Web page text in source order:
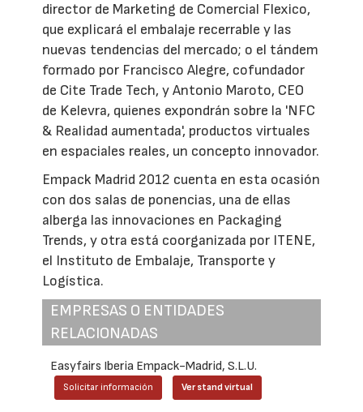
director de Marketing de Comercial Flexico,
que explicará el embalaje recerrable y las
nuevas tendencias del mercado; o el tándem
formado por Francisco Alegre, cofundador
de Cite Trade Tech, y Antonio Maroto, CEO
de Kelevra, quienes expondrán sobre la 'NFC
& Realidad aumentada', productos virtuales
en espaciales reales, un concepto innovador.
Empack Madrid 2012 cuenta en esta ocasión
con dos salas de ponencias, una de ellas
alberga las innovaciones en Packaging
Trends, y otra está coorganizada por ITENE,
el Instituto de Embalaje, Transporte y
Logística.
EMPRESAS O ENTIDADES
RELACIONADAS
Easyfairs Iberia Empack-Madrid, S.L.U.
Solicitar información Ver stand virtual